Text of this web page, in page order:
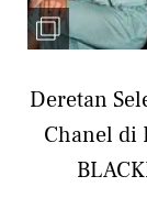
Deretan
Chanel di